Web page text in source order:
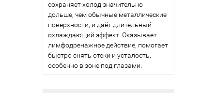
сохраняет холод значительно
дольше, чем обычные металлические
поверхности, и даёт длительный
охлаждающий эффект. Оказывает
лимфодренажное действие, помогает
быстро снять отёки и усталость,
особенно в зоне под глазами.